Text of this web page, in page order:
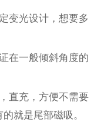
变光设计，想要多
在一般倾斜角度的
直充，方便不需要
就是尾部磁吸。